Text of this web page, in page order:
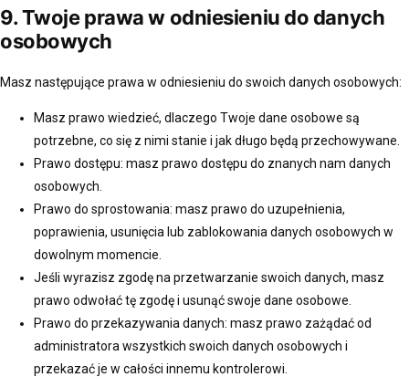
9. Twoje prawa w odniesieniu do danych
osobowych
Masz następujące prawa w odniesieniu do swoich danych osobowych:
Masz prawo wiedzieć, dlaczego Twoje dane osobowe są
potrzebne, co się z nimi stanie i jak długo będą przechowywane.
Prawo dostępu: masz prawo dostępu do znanych nam danych
osobowych.
Prawo do sprostowania: masz prawo do uzupełnienia,
poprawienia, usunięcia lub zablokowania danych osobowych w
dowolnym momencie.
Jeśli wyrazisz zgodę na przetwarzanie swoich danych, masz
prawo odwołać tę zgodę i usunąć swoje dane osobowe.
Prawo do przekazywania danych: masz prawo zażądać od
administratora wszystkich swoich danych osobowych i
przekazać je w całości innemu kontrolerowi.